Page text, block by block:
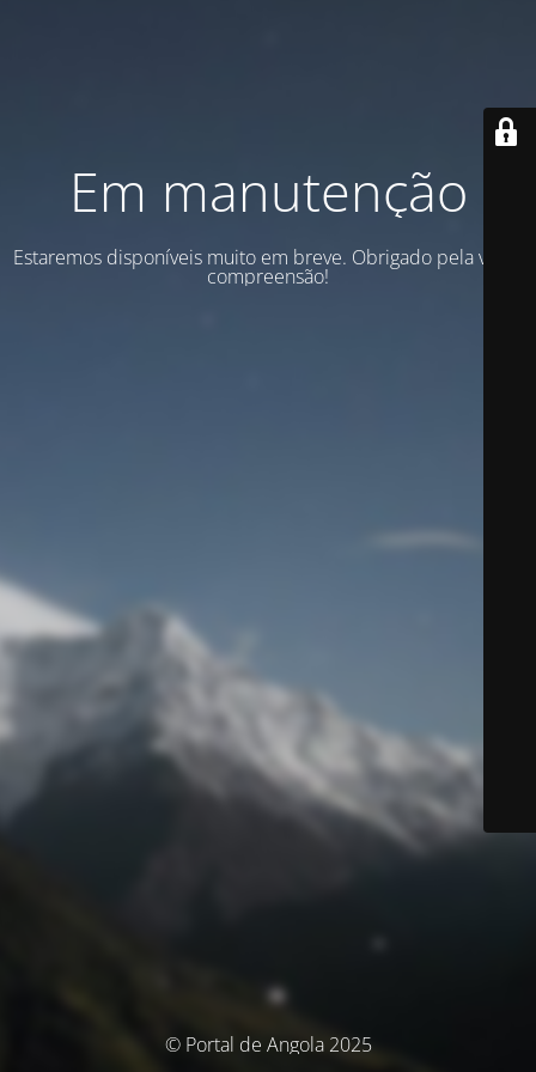
Em manutenção
Estaremos disponíveis muito em breve. Obrigado pela vossa
compreensão!
© Portal de Angola 2025